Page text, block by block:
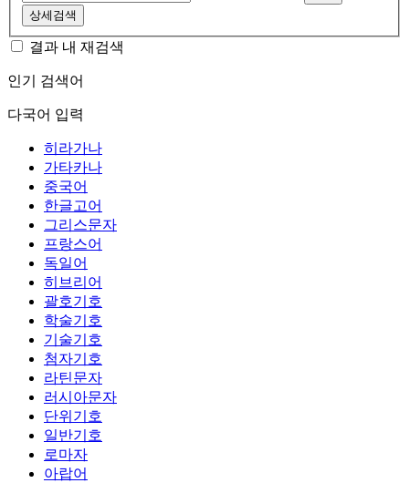
상세검색
결과 내 재검색
인기 검색어
다국어 입력
히라가나
가타카나
중국어
한글고어
그리스문자
프랑스어
독일어
히브리어
괄호기호
학술기호
기술기호
첨자기호
라틴문자
러시아문자
단위기호
일반기호
로마자
아랍어